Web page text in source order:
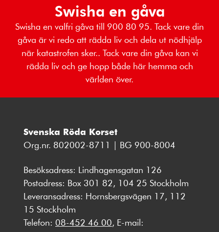
Swisha en gåva
Swisha en valfri gåva till 900 80 95. Tack vare din
gåva är vi redo att rädda liv och dela ut nödhjälp
när katastrofen sker.. Tack vare din gåva kan vi
rädda liv och ge hopp både här hemma och
världen över.
Svenska Röda Korset
Org.nr. 802002-8711 | BG 900-8004
Besöksadress: Lindhagensgatan 126
Postadress: Box 301 82, 104 25 Stockholm
Leveransadress: Hornsbergsvägen 17, 112
15 Stockholm
Telefon: 08-452 46 00, E-mail: